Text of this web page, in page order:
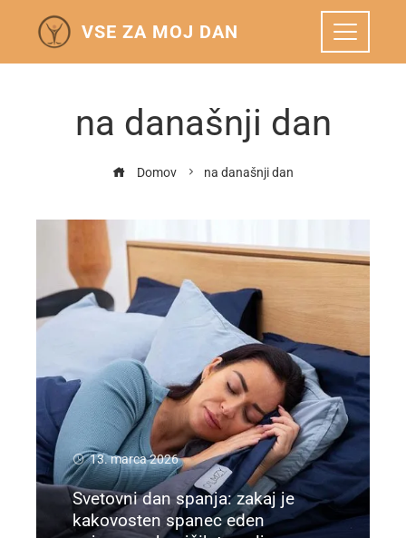
VSE ZA MOJ DAN
na današnji dan
Domov na današnji dan
13. marca 2026
Svetovni dan spanja: zakaj je
kakovosten spanec eden